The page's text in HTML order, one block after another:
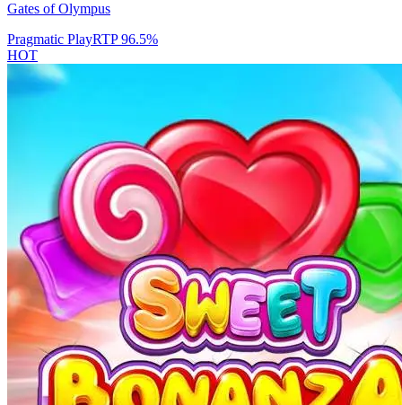
Gates of Olympus
Pragmatic PlayRTP96.5%
HOT